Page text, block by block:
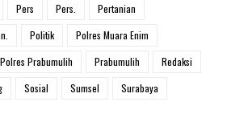
Pers Pers.
Pertanian
Politik
Polres Muara Enim
Polres Prabumulih Prabumulih
Redaksi
Sosial Sumsel
Surabaya